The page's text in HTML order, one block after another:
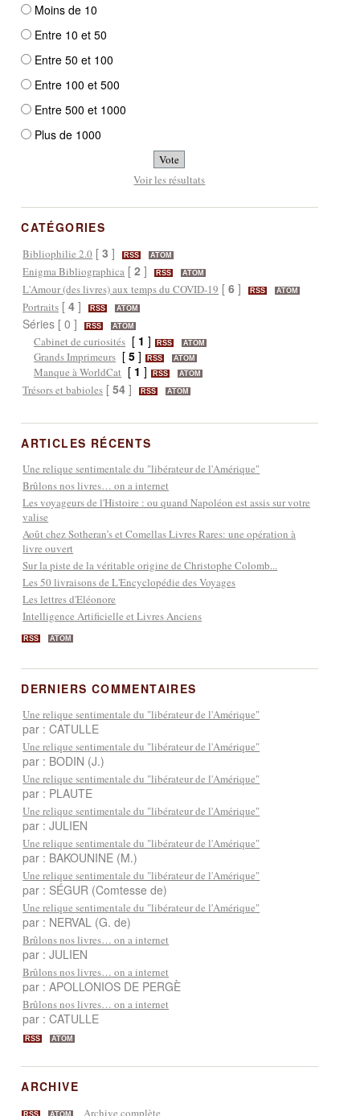
Moins de 10
Entre 10 et 50
Entre 50 et 100
Entre 100 et 500
Entre 500 et 1000
Plus de 1000
Voir les résultats
CATÉGORIES
Bibliophilie 2.0 [3 ] RSS ATOM
Enigma Bibliographica [2 ] RSS ATOM
L'Amour (des livres) aux temps du COVID-19 [6 ] RSS ATOM
Portraits [4 ] RSS ATOM
Séries [ 0 ] RSS ATOM
Cabinet de curiosités [ 1 ] RSS ATOM
Grands Imprimeurs [5 ] RSS ATOM
Manque à WorldCat [ 1 ] RSS ATOM
Trésors et babioles [54 ] RSS ATOM
ARTICLES RÉCENTS
Une relique sentimentale du "libérateur de l'Amérique"
Brûlons nos livres… on a internet
Les voyageurs de l'Histoire : ou quand Napoléon est assis sur votre
valise
Août chez Sotheran’s et Comellas Livres Rares: une opération à
livre ouvert
Sur la piste de la véritable origine de Christophe Colomb...
Les 50 livraisons de L'Encyclopédie des Voyages
Les lettres d'Eléonore
Intelligence Artificielle et Livres Anciens
RSS ATOM
DERNIERS COMMENTAIRES
Une relique sentimentale du "libérateur de l'Amérique"
par : CATULLE
Une relique sentimentale du "libérateur de l'Amérique"
par : BODIN (J.)
Une relique sentimentale du "libérateur de l'Amérique"
par : PLAUTE
Une relique sentimentale du "libérateur de l'Amérique"
par : JULIEN
Une relique sentimentale du "libérateur de l'Amérique"
par : BAKOUNINE (M.)
Une relique sentimentale du "libérateur de l'Amérique"
par : SÉGUR (Comtesse de)
Une relique sentimentale du "libérateur de l'Amérique"
par : NERVAL (G. de)
Brûlons nos livres… on a internet
par : JULIEN
Brûlons nos livres… on a internet
par : APOLLONIOS DE PERGÈ
Brûlons nos livres… on a internet
par : CATULLE
RSS ATOM
ARCHIVE
RSS ATOM Archive complète